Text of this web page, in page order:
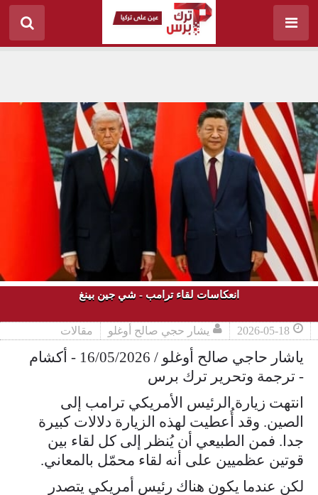
انعكاسات لقاء ترامب - شي جين بينغ
2026-05-18 يشار حجي صالح أوغلو مقالات
ياشار حاجي صالح أوغلو / 16/05/2026 - أكشام
- ترجمة وتحرير ترك برس
انتهت زيارة الرئيس الأمريكي ترامب إلى
الصين. وقد أُعطيت لهذه الزيارة دلالات كبيرة
جدا. فمن الطبيعي أن يُنظر إلى كل لقاء بين
قوتين عظميين على أنه لقاء محمّل بالمعاني.
لكن عندما يكون هناك رئيس أمريكي يتصدر